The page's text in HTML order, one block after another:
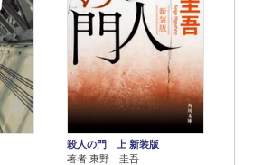
殺人の門 上 新装版
著者 東野 圭吾